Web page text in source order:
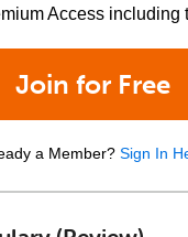
Access including
Join for Free
a Member? Sign In